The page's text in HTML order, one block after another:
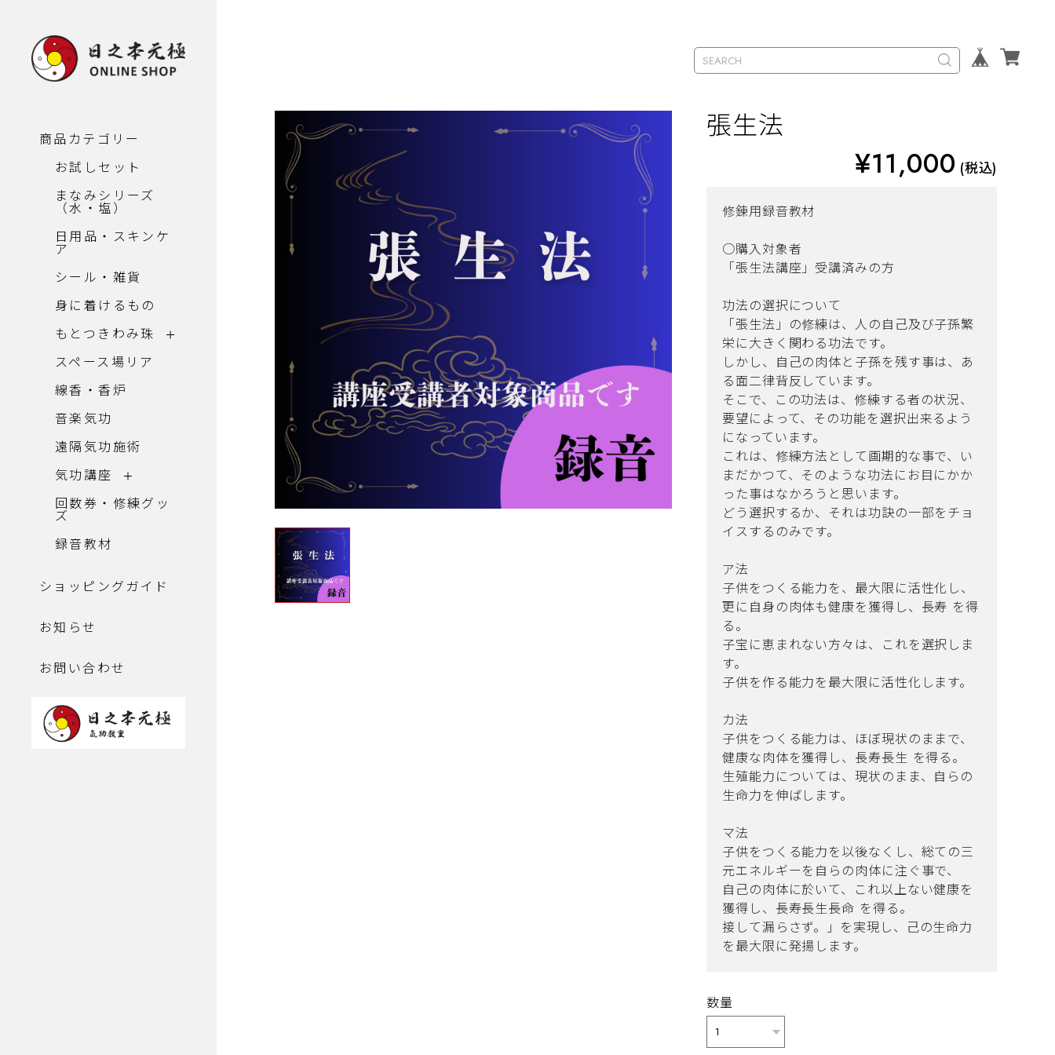
商品カテゴリー
お試しセット
まなみシリーズ
（水・塩）
日用品・スキンケ
ア
シール・雑貨
身に着けるもの
もとつきわみ珠
スペース場リア
線香・香炉
音楽気功
遠隔気功施術
気功講座
回数券・修練グッ
ズ
録音教材
ショッピングガイド
お知らせ
お問い合わせ
張生法
¥11,000 (税込)
修錬用録音教材
○購入対象者
「張生法講座」受講済みの方
功法の選択について
「張生法」の修練は、人の自己及び子孫繁
栄に大きく関わる功法です。
しかし、自己の肉体と子孫を残す事は、あ
る面二律背反しています。
そこで、この功法は、修練する者の状況、
要望によって、その功能を選択出来るよう
になっています。
これは、修練方法として画期的な事で、い
まだかつて、そのような功法にお目にかか
った事はなかろうと思います。
どう選択するか、それは功訣の一部をチョ
イスするのみです。
ア法
子供をつくる能力を、最大限に活性化し、
更に自身の肉体も健康を獲得し、長寿 を得
る。
子宝に恵まれない方々は、これを選択しま
す。
子供を作る能力を最大限に活性化します。
カ法
子供をつくる能力は、ほぼ現状のままで、
健康な肉体を獲得し、長寿長生 を得る。
生殖能力については、現状のまま、自らの
生命力を伸ばします。
マ法
子供をつくる能力を以後なくし、総ての三
元エネルギーを自らの肉体に注ぐ事で、
自己の肉体に於いて、これ以上ない健康を
獲得し、長寿長生長命 を得る。
接して漏らさず。」を実現し、己の生命力
を最大限に発揚します。
数量